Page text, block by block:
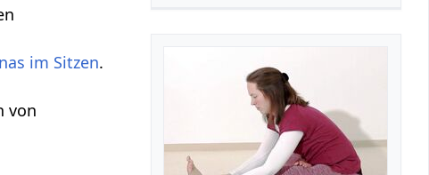
im Sitzen.
von